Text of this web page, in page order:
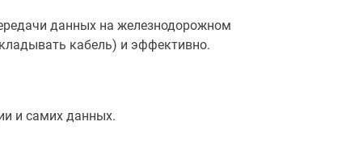
данных на железнодорожном
кабель) и эффективно.
и самих данных.